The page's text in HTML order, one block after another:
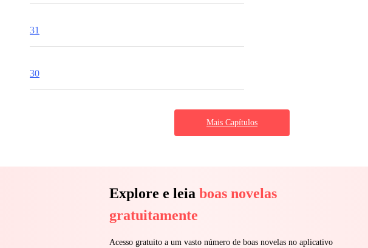
31
30
Mais Capítulos
Explore e leia boas novelas
gratuitamente
Acesso gratuito a um vasto número de boas novelas no aplicativo